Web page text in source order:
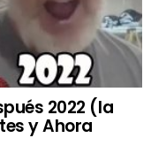
2022 (la
y Ahora